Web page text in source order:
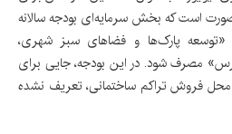
صورت است که بخش سرمایه‌ای بودجه سالانه
«توسعه پارک‌ها و فضاهای سبز شهری،
مصرف شود. در این بودجه، جایی برای
محل فروش تراکم ساختمانی، تعریف نشده